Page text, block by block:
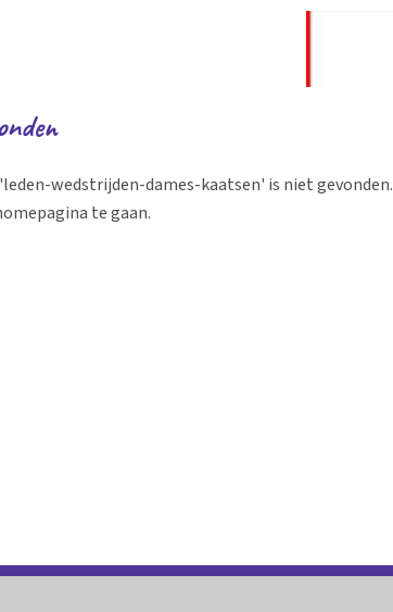
wedstrijden-dames-kaatsen' is niet gevonden.
te gaan.